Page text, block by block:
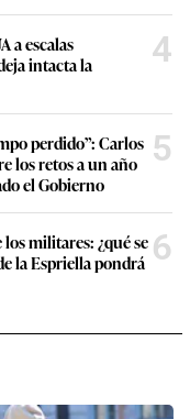
a escalas
intacta la
4
perdido”: Carlos
los retos a un año
el Gobierno
5
militares: ¿qué se
la Espriella pondrá 6